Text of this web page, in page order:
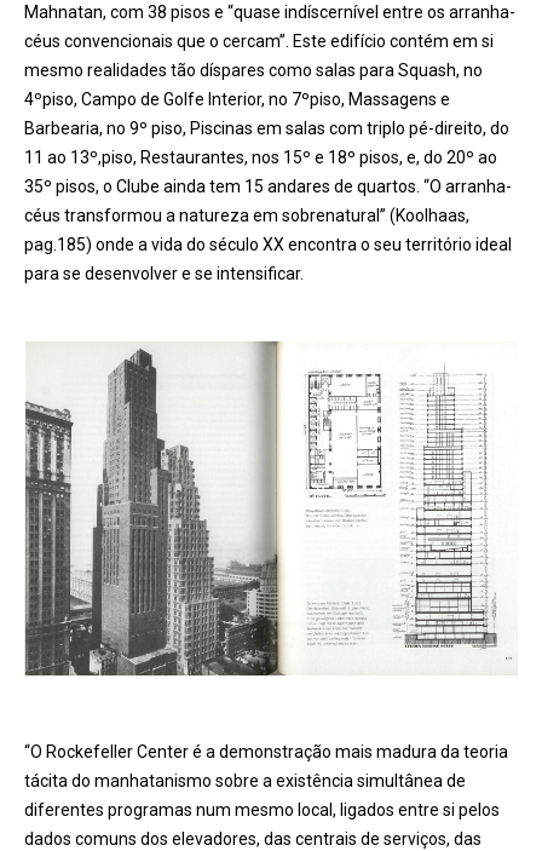
Mahnatan, com 38 pisos e “quase indíscernível entre os arranha-
céus convencionais que o cercam”. Este edifício contém em si
mesmo realidades tão díspares como salas para Squash, no
4ºpiso, Campo de Golfe Interior, no 7ºpiso, Massagens e
Barbearia, no 9º piso, Piscinas em salas com triplo pé-direito, do
11 ao 13º,piso, Restaurantes, nos 15º e 18º pisos, e, do 20º ao
35º pisos, o Clube ainda tem 15 andares de quartos. “O arranha-
céus transformou a natureza em sobrenatural” (Koolhaas,
pag.185) onde a vida do século XX encontra o seu território ideal
para se desenvolver e se intensificar.
“O Rockefeller Center é a demonstração mais madura da teoria
tácita do manhatanismo sobre a existência simultânea de
diferentes programas num mesmo local, ligados entre si pelos
dados comuns dos elevadores, das centrais de serviços, das